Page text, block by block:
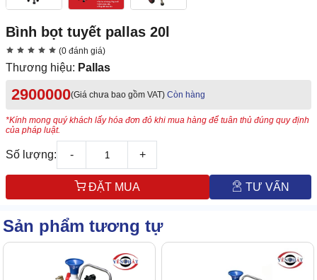
Bình bọt tuyết pallas 20l
(0 đánh giá)
Thương hiệu: Pallas
2900000(Giá chưa bao gồm VAT) Còn hàng
*Kính mong quý khách lấy hóa đơn đỏ khi mua hàng để tuân thủ đúng quy định
của pháp luật.
Số lượng: - +
ĐẶT MUA TƯ VẤN
Sản phẩm tương tự